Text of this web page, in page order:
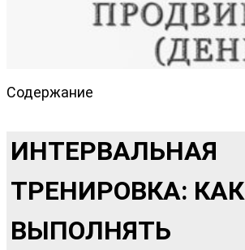
Содержание
ИНТЕРВАЛЬНАЯ
ТРЕНИРОВКА: КАК
ВЫПОЛНЯТЬ